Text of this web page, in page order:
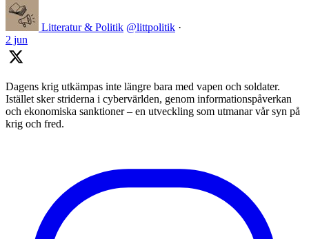
Litteratur & Politik @littpolitik ·
2 jun
Dagens krig utkämpas inte längre bara med vapen och soldater.
Istället sker striderna i cybervärlden, genom informationspåverkan
och ekonomiska sanktioner – en utveckling som utmanar vår syn på
krig och fred.